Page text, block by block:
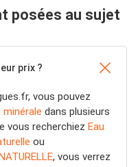
posées au sujet
prix ?
vous pouvez
minérale dans plusieurs
vous recherchiez Eau
ou
, vous verrez